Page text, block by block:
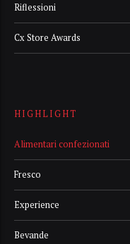
Riflessioni
Cx Store Awards
HIGHLIGHT
Alimentari confezionati
Fresco
Experience
Bevande